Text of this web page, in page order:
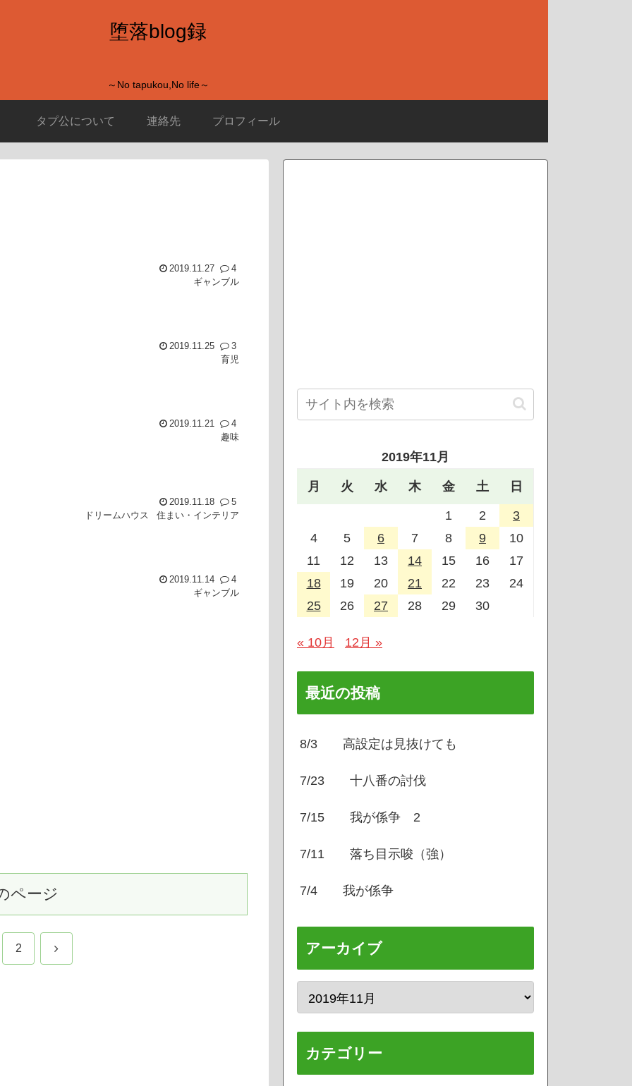
堕落blog録
～No tapukou,No life～
タプ公について 連絡先 プロフィール
2019.11.27
4
ギャンブル
2019.11.25
3
育児
2019.11.21
4
趣味
2019.11.18
5
ドリームハウス
住まい・インテリア
2019.11.14
4
ギャンブル
ページ
2 次
2019年11月
月 火 水 木 金 土 日
1 2
3
4
5 6 7 8 9
10
11
12 13 14 15 16
17
18
19 20 21 22 23
24
25
26 27 28 29 30
« 10月 12月 »
最近の投稿
8/3 高設定は見抜けても
7/23 十八番の討伐
7/15 我が係争 2
7/11 落ち目示唆（強）
7/4 我が係争
アーカイブ
カテゴリー